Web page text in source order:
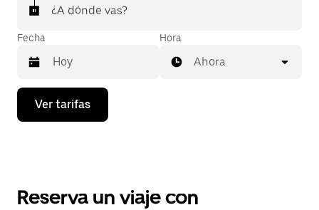
¿A dónde vas?
Fecha
Presiona
flecha
el
Hora
Ahora
Ver tarifas
Reserva un viaje con